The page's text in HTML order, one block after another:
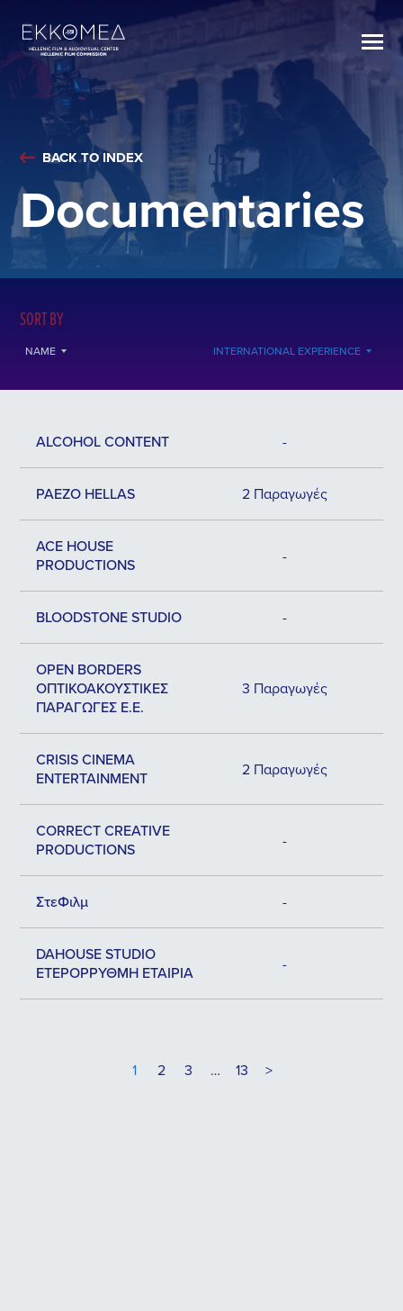
BACK TO INDEX
Documentaries
SORT BY
NAME INTERNATIONAL EXPERIENCE
ALCOHOL CONTENT -
PAEZO HELLAS 2 Παραγωγές
ACE HOUSE
PRODUCTIONS
-
BLOODSTONE STUDIO -
OPEN BORDERS
ΟΠΤΙΚΟΑΚΟΥΣΤΙΚΕΣ
ΠΑΡΑΓΩΓΕΣ Ε.Ε.
3 Παραγωγές
CRISIS CINEMA
ENTERTAINMENT
2 Παραγωγές
CORRECT CREATIVE
PRODUCTIONS
-
ΣτεΦιλμ -
DAHOUSE STUDIO
ΕΤΕΡΟΡΡΥΘΜΗ ΕΤΑΙΡΙΑ
-
1 2 3 … 13 >